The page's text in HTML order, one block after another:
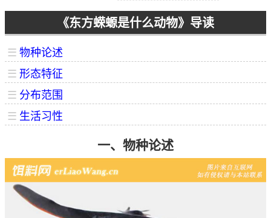
《东方蝾螈是什么动物》导读
☰ 物种论述
☰ 形态特征
☰ 分布范围
☰ 生活习性
一、物种论述